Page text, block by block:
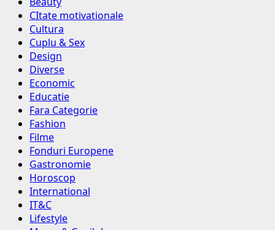
CItate motivationale
Cultura
Cuplu & Sex
Design
Diverse
Economic
Educatie
Fara Categorie
Fashion
Filme
Fonduri Europene
Gastronomie
Horoscop
International
IT&C
Lifestyle